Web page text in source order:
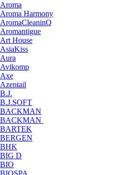
Aroma
Aroma Harmony
AromaCleaninQ
Aromantigue
Art House
AsiaKiss
Aura
Avikomp
Axe
Azentail
B.J.
B.J.SOFT
BACKMAN
BACKMAN
BARTEK
BERGEN
BHK
BIG D
BIO